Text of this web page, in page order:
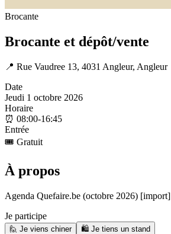
Brocante
Brocante et dépôt/vente
📍 Rue Vaudree 13, 4031 Angleur, Angleur
Date
Jeudi 1 octobre 2026
Horaire
⏰ 08:00-16:45
Entrée
🎟️ Gratuit
À propos
Agenda Quefaire.be (octobre 2026) [import]
Je participe
🙋 Je viens chiner 🛍️ Je tiens un stand